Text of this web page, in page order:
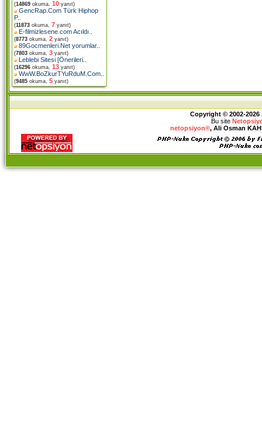
(14869 okuma, 10 yanıt)
GencRap.Com Türk Hiphop
P..
(11873 okuma, 7 yanıt)
E-filmizlesene.com Acıldı
(8773 okuma, 2 yanıt)
89Gocmenleri.Net yorumlar..
(7803 okuma, 3 yanıt)
Leblebi Sitesi [Önerileri
(16296 okuma, 13 yanıt)
WwW.BoZkurTYuRduM.Com
(9485 okuma, 5 yanıt)
Copyright © 2002-2026
Bu site
netopsiyon®, Ali Osman